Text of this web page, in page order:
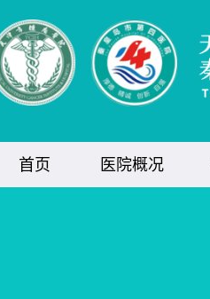
首页 医院概况